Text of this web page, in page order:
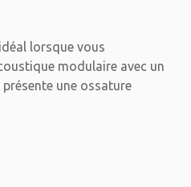
lorsque vous
modulaire avec un
une ossature